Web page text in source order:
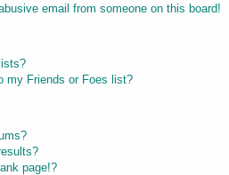
email from someone on this board!
my Friends or Foes list?
page!?